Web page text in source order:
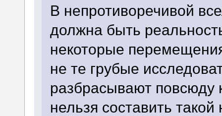
В непротиворечивой
должна быть
некоторые
не те грубые
разбрасывают повсюду
нельзя составить